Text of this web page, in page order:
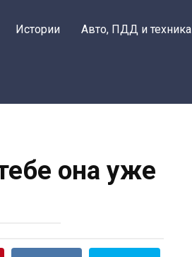
Истории Авто, ПДД и техника
она уже